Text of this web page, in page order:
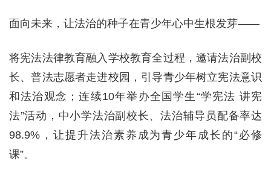
面向未来，让法治的种子在青少年心中生根发芽——
将宪法法律教育融入学校教育全过程，邀请法治副校
长、普法志愿者走进校园，引导青少年树立宪法意识
和法治观念；连续10年举办全国学生“学宪法 讲宪
法”活动，中小学法治副校长、法治辅导员配备率达
98.9%，让提升法治素养成为青少年成长的“必修
课”。